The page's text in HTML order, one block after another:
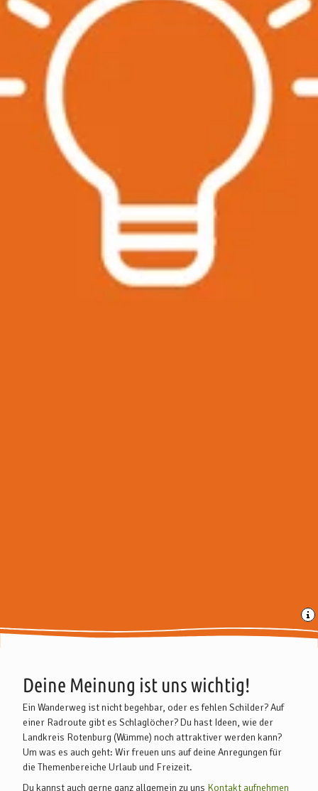
Deine Meinung ist uns wichtig!
Ein Wanderweg ist nicht begehbar, oder es fehlen Schilder? Auf
einer Radroute gibt es Schlaglöcher? Du hast Ideen, wie der
Landkreis Rotenburg (Wümme) noch attraktiver werden kann?
Um was es auch geht: Wir freuen uns auf deine Anregungen für
die Themenbereiche Urlaub und Freizeit.
Du kannst auch gerne ganz allgemein zu uns Kontakt aufnehmen